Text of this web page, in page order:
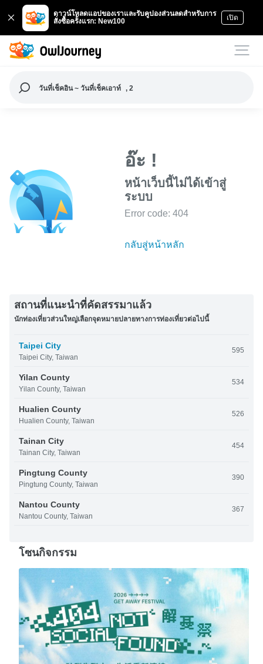
ดาวน์โหลดแอปของเราและรับคูปองส่วนลดสำหรับการ
สั่งซื้อครั้งแรก: New100
เปิด
วันที่เช็คอิน ~ วันที่เช็คเอาท์ , 2
อ๊ะ !
หน้าเว็บนี้ไม่ได้เข้าสู่
ระบบ
Error code: 404
กลับสู่หน้าหลัก
สถานที่แนะนำที่คัดสรรมาแล้ว
นักท่องเที่ยวส่วนใหญ่เลือกจุดหมายปลายทางการท่องเที่ยวต่อไปนี้
Taipei City
Taipei City, Taiwan
595
Yilan County
Yilan County, Taiwan
534
Hualien County
Hualien County, Taiwan
526
Tainan City
Tainan City, Taiwan
454
Pingtung County
Pingtung County, Taiwan
390
Nantou County
Nantou County, Taiwan
367
โซนกิจกรรม